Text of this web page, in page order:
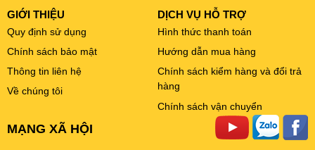
GIỚI THIỆU
Quy định sử dụng
Chính sách bảo mật
Thông tin liên hệ
Về chúng tôi
DỊCH VỤ HỖ TRỢ
Hình thức thanh toán
Hướng dẫn mua hàng
Chính sách kiểm hàng và đổi trả
hàng
Chính sách vận chuyển
MẠNG XÃ HỘI